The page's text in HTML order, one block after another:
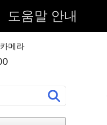
도움말 안내
메라